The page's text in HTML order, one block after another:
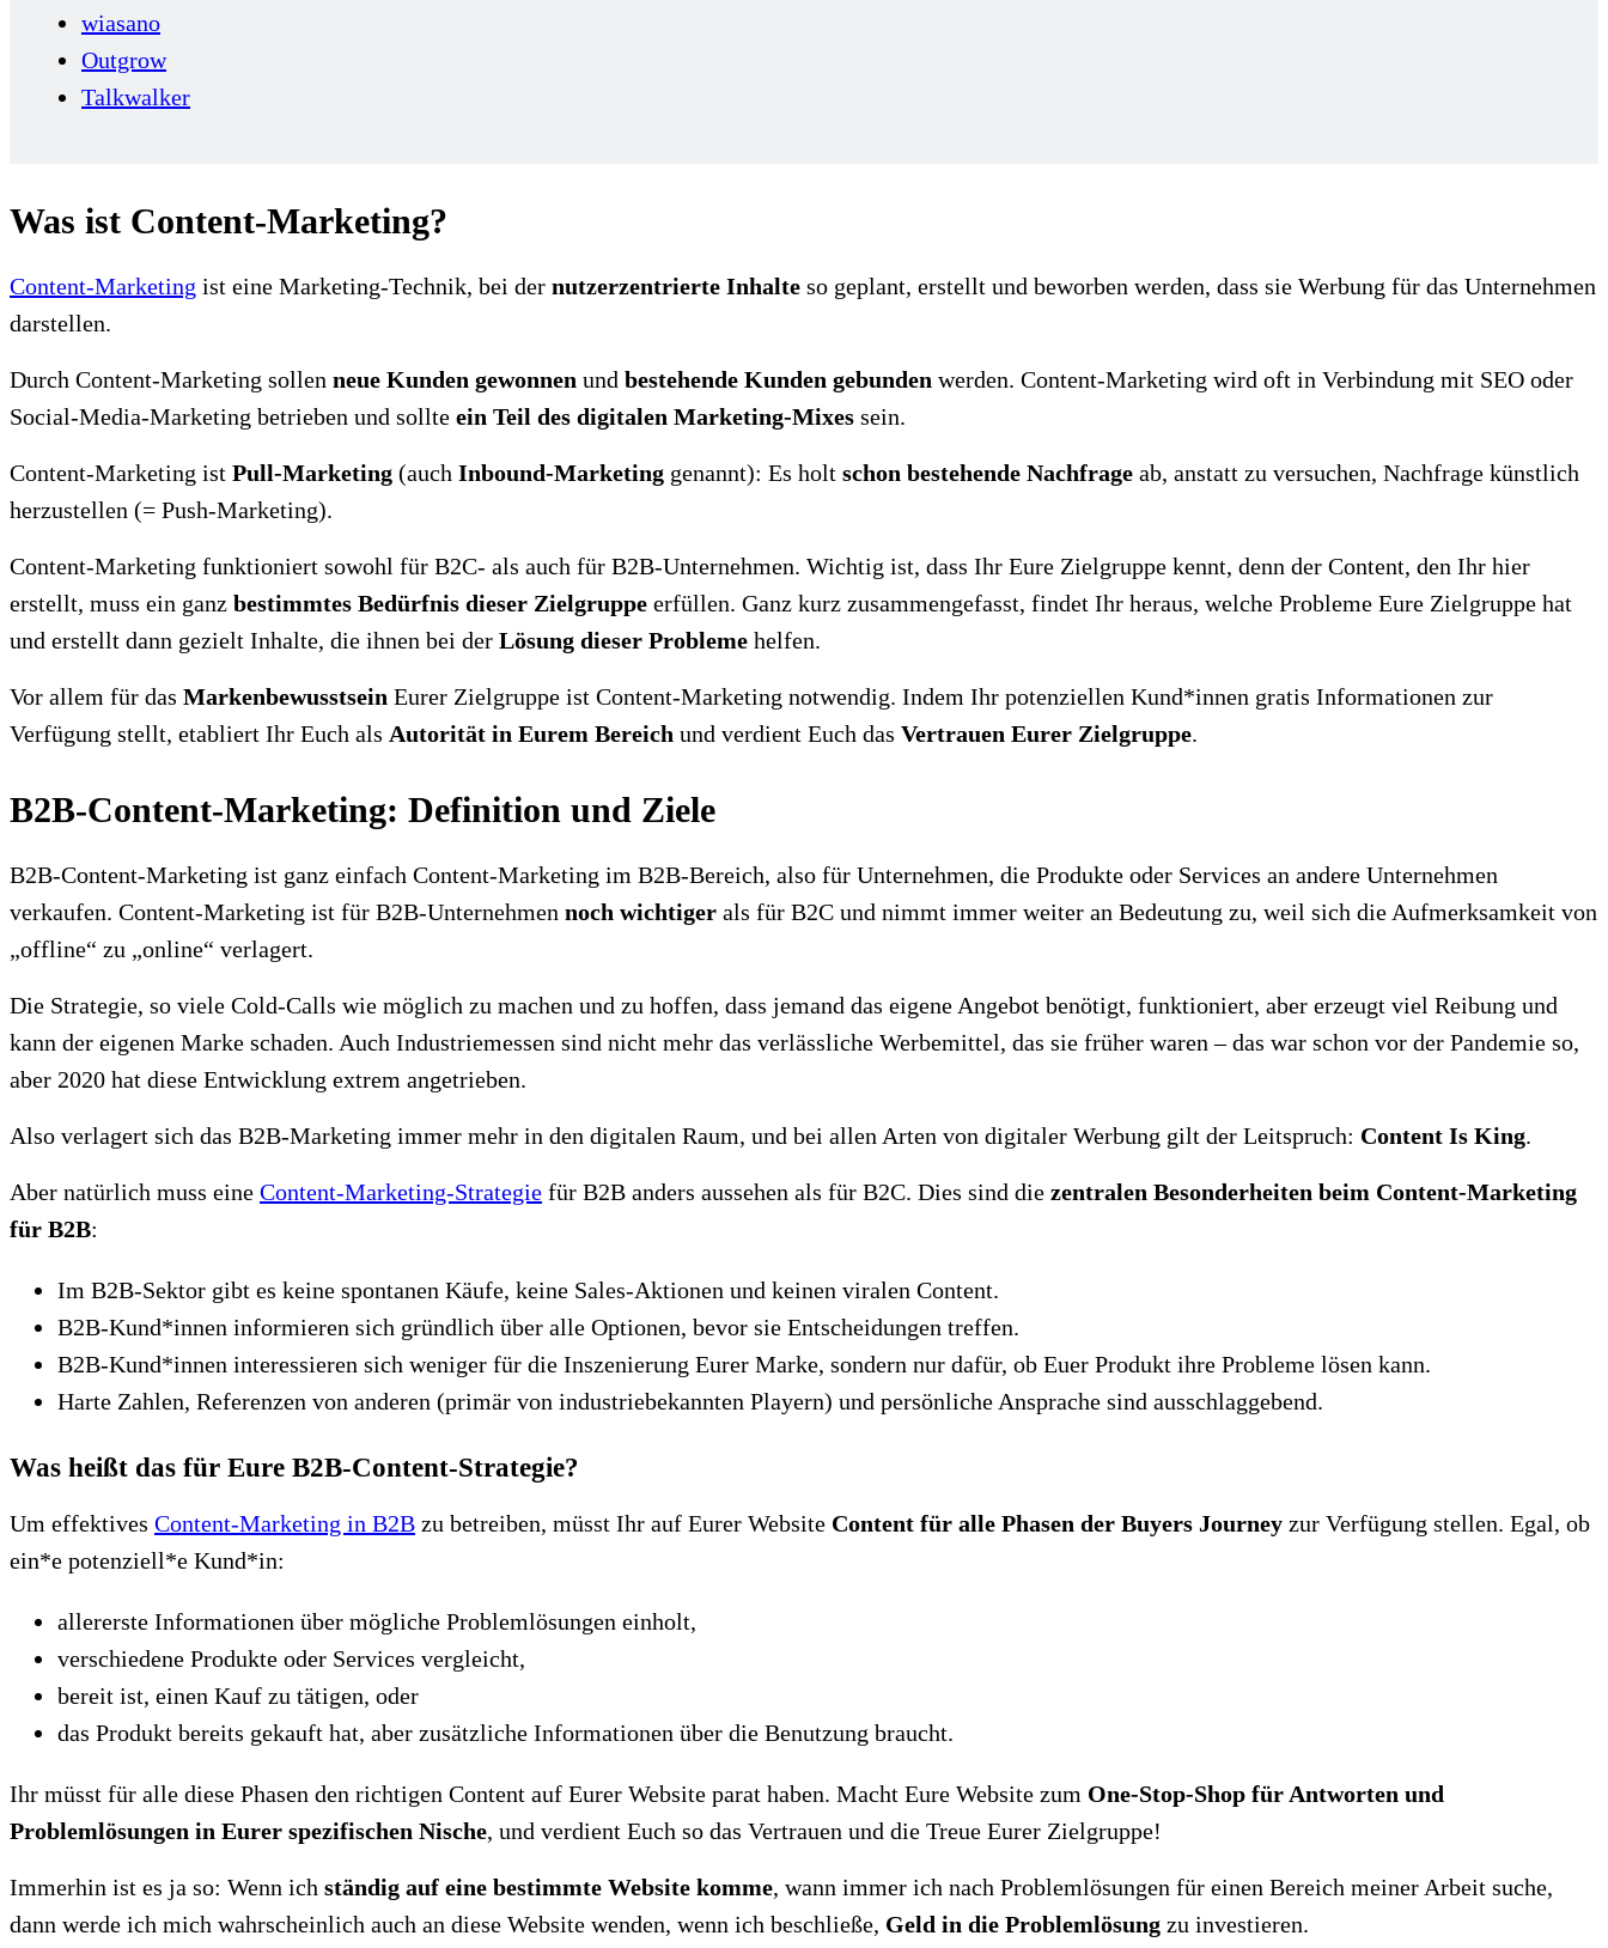
wiasano
Outgrow
Talkwalker
Was ist Content-Marketing?
Content-Marketing ist eine Marketing-Technik, bei der nutzerzentrierte Inhalte so geplant, erstellt und beworben werden, dass sie Werbung für das Unternehmen
darstellen.
Durch Content-Marketing sollen neue Kunden gewonnen und bestehende Kunden gebunden werden. Content-Marketing wird oft in Verbindung mit SEO oder
Social-Media-Marketing betrieben und sollte ein Teil des digitalen Marketing-Mixes sein.
Content-Marketing ist Pull-Marketing (auch Inbound-Marketing genannt): Es holt schon bestehende Nachfrage ab, anstatt zu versuchen, Nachfrage künstlich
herzustellen (= Push-Marketing).
Content-Marketing funktioniert sowohl für B2C- als auch für B2B-Unternehmen. Wichtig ist, dass Ihr Eure Zielgruppe kennt, denn der Content, den Ihr hier
erstellt, muss ein ganz bestimmtes Bedürfnis dieser Zielgruppe erfüllen. Ganz kurz zusammengefasst, findet Ihr heraus, welche Probleme Eure Zielgruppe hat
und erstellt dann gezielt Inhalte, die ihnen bei der Lösung dieser Probleme helfen.
Vor allem für das Markenbewusstsein Eurer Zielgruppe ist Content-Marketing notwendig. Indem Ihr potenziellen Kund*innen gratis Informationen zur
Verfügung stellt, etabliert Ihr Euch als Autorität in Eurem Bereich und verdient Euch das Vertrauen Eurer Zielgruppe.
B2B-Content-Marketing: Definition und Ziele
B2B-Content-Marketing ist ganz einfach Content-Marketing im B2B-Bereich, also für Unternehmen, die Produkte oder Services an andere Unternehmen
verkaufen. Content-Marketing ist für B2B-Unternehmen noch wichtiger als für B2C und nimmt immer weiter an Bedeutung zu, weil sich die Aufmerksamkeit von
„offline“ zu „online“ verlagert.
Die Strategie, so viele Cold-Calls wie möglich zu machen und zu hoffen, dass jemand das eigene Angebot benötigt, funktioniert, aber erzeugt viel Reibung und
kann der eigenen Marke schaden. Auch Industriemessen sind nicht mehr das verlässliche Werbemittel, das sie früher waren – das war schon vor der Pandemie so,
aber 2020 hat diese Entwicklung extrem angetrieben.
Also verlagert sich das B2B-Marketing immer mehr in den digitalen Raum, und bei allen Arten von digitaler Werbung gilt der Leitspruch: Content Is King.
Aber natürlich muss eine Content-Marketing-Strategie für B2B anders aussehen als für B2C. Dies sind die zentralen Besonderheiten beim Content-Marketing
für B2B:
Im B2B-Sektor gibt es keine spontanen Käufe, keine Sales-Aktionen und keinen viralen Content.
B2B-Kund*innen informieren sich gründlich über alle Optionen, bevor sie Entscheidungen treffen.
B2B-Kund*innen interessieren sich weniger für die Inszenierung Eurer Marke, sondern nur dafür, ob Euer Produkt ihre Probleme lösen kann.
Harte Zahlen, Referenzen von anderen (primär von industriebekannten Playern) und persönliche Ansprache sind ausschlaggebend.
Was heißt das für Eure B2B-Content-Strategie?
Um effektives Content-Marketing in B2B zu betreiben, müsst Ihr auf Eurer Website Content für alle Phasen der Buyers Journey zur Verfügung stellen. Egal, ob
ein*e potenziell*e Kund*in:
allererste Informationen über mögliche Problemlösungen einholt,
verschiedene Produkte oder Services vergleicht,
bereit ist, einen Kauf zu tätigen, oder
das Produkt bereits gekauft hat, aber zusätzliche Informationen über die Benutzung braucht.
Ihr müsst für alle diese Phasen den richtigen Content auf Eurer Website parat haben. Macht Eure Website zum One-Stop-Shop für Antworten und
Problemlösungen in Eurer spezifischen Nische, und verdient Euch so das Vertrauen und die Treue Eurer Zielgruppe!
Immerhin ist es ja so: Wenn ich ständig auf eine bestimmte Website komme, wann immer ich nach Problemlösungen für einen Bereich meiner Arbeit suche,
dann werde ich mich wahrscheinlich auch an diese Website wenden, wenn ich beschließe, Geld in die Problemlösung zu investieren.